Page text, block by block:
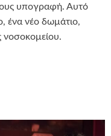
υπογραφή. Αυτό
ένα νέο δωμάτιο,
νοσοκομείου.